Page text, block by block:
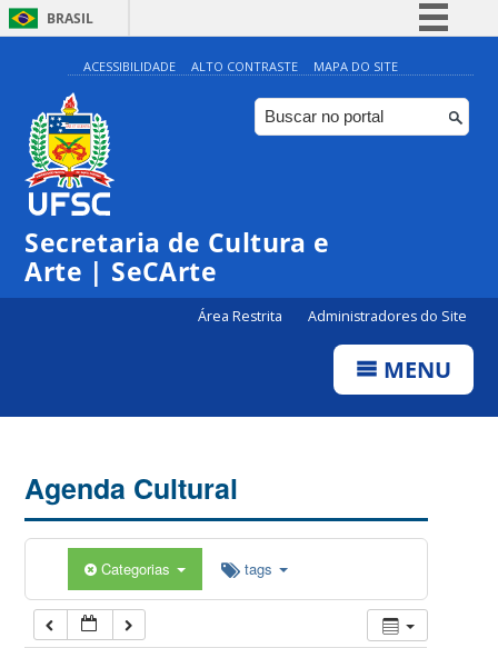
BRASIL
Simplifique!
Comunica BR
Participe
ACESSIBILIDADE ALTO CONTRASTE MAPA DO SITE
Secretaria de Cultura e
Arte | SeCArte
Área Restrita Administradores do Site
MENU
Agenda Cultural
Categorias tags